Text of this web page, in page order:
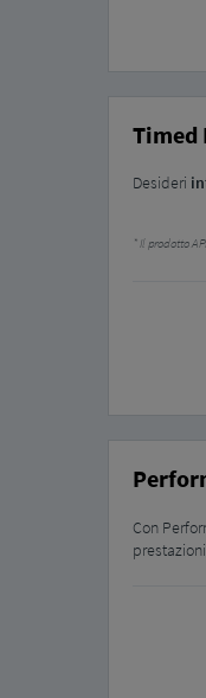
Timed
Desideri
Il prodotto
Con